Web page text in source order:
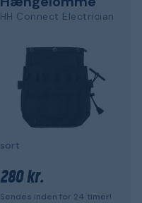
HH Connect Electrician
sort
280 kr.
Sendes inden for 24 timer!